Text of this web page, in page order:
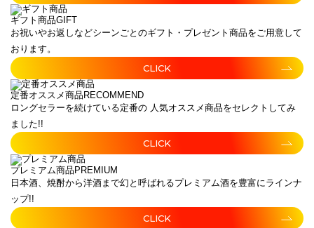
ギフト商品GIFT
お祝いやお返しなどシーンごとのギフト・プレゼント商品をご用意して
おります。
CLICK
定番オススメ商品 RECOMMEND
ロングセラーを続けている定番の 人気オススメ商品をセレクトしてみ
ました!!
CLICK
プレミアム商品 PREMIUM
日本酒、焼酎から洋酒まで幻と呼ばれるプレミアム酒を豊富にラインナ
ップ!!
CLICK